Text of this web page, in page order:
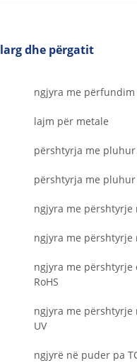
larg dhe përgatit
ngjyra me
lajm për metale
përshtyrja me pluhur
përshtyrja me
ngjyra me përshtyrje
ngjyra me
ngjyra me
RoHS
ngjyra me
UV
ngjyrë në puder pa